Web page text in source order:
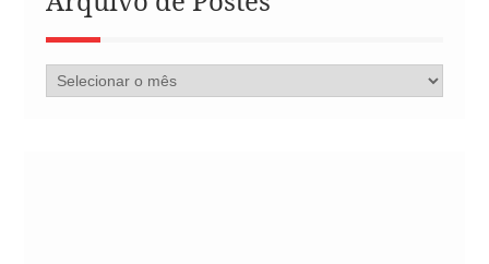
Arquivo
de